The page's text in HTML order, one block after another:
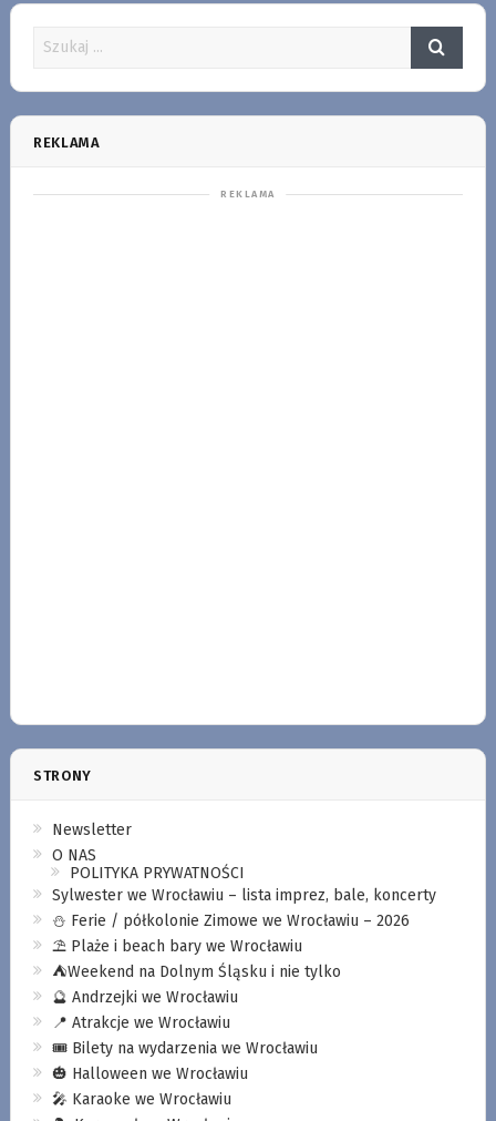
REKLAMA
STRONY
Newsletter
O NAS
POLITYKA PRYWATNOŚCI
Sylwester we Wrocławiu – lista imprez, bale, koncerty
⛄️ Ferie / półkolonie Zimowe we Wrocławiu – 2026
⛱️ Plaże i beach bary we Wrocławiu
⛺️Weekend na Dolnym Śląsku i nie tylko
🔮 Andrzejki we Wrocławiu
📍 Atrakcje we Wrocławiu
🎟️ Bilety na wydarzenia we Wrocławiu
🎃 Halloween we Wrocławiu
🎤 Karaoke we Wrocławiu